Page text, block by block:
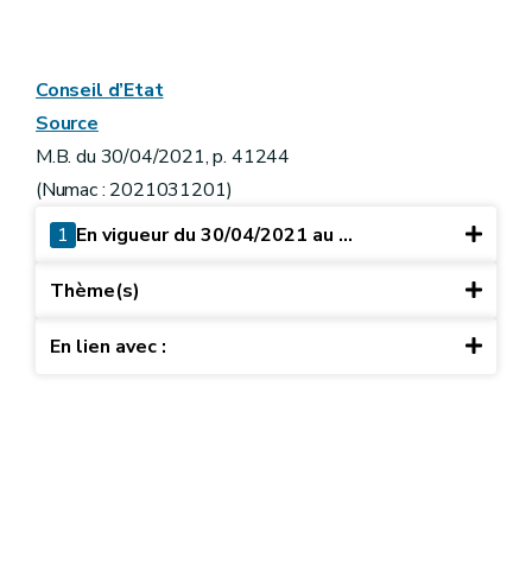
Conseil d’Etat
Source
M.B. du 30/04/2021, p. 41244
(Numac : 2021031201)
1 En vigueur du 30/04/2021 au ...
Thème(s)
En lien avec :